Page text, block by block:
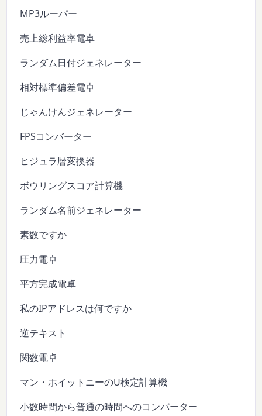
MP3ルーパー
売上総利益率電卓
ランダム日付ジェネレーター
相対標準偏差電卓
じゃんけんジェネレーター
FPSコンバーター
ヒジュラ暦変換器
ボウリングスコア計算機
ランダム名前ジェネレーター
素数ですか
圧力電卓
平方完成電卓
私のIPアドレスは何ですか
逆テキスト
関数電卓
マン・ホイットニーのU検定計算機
小数時間から普通の時間へのコンバーター